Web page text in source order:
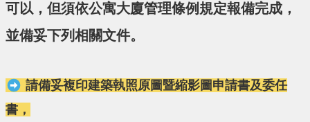
可以，但須依公寓大廈管理條例規定報備完成，
並備妥下列相關文件。
請備妥複印建築執照原圖暨縮影圖申請書及委任
書，